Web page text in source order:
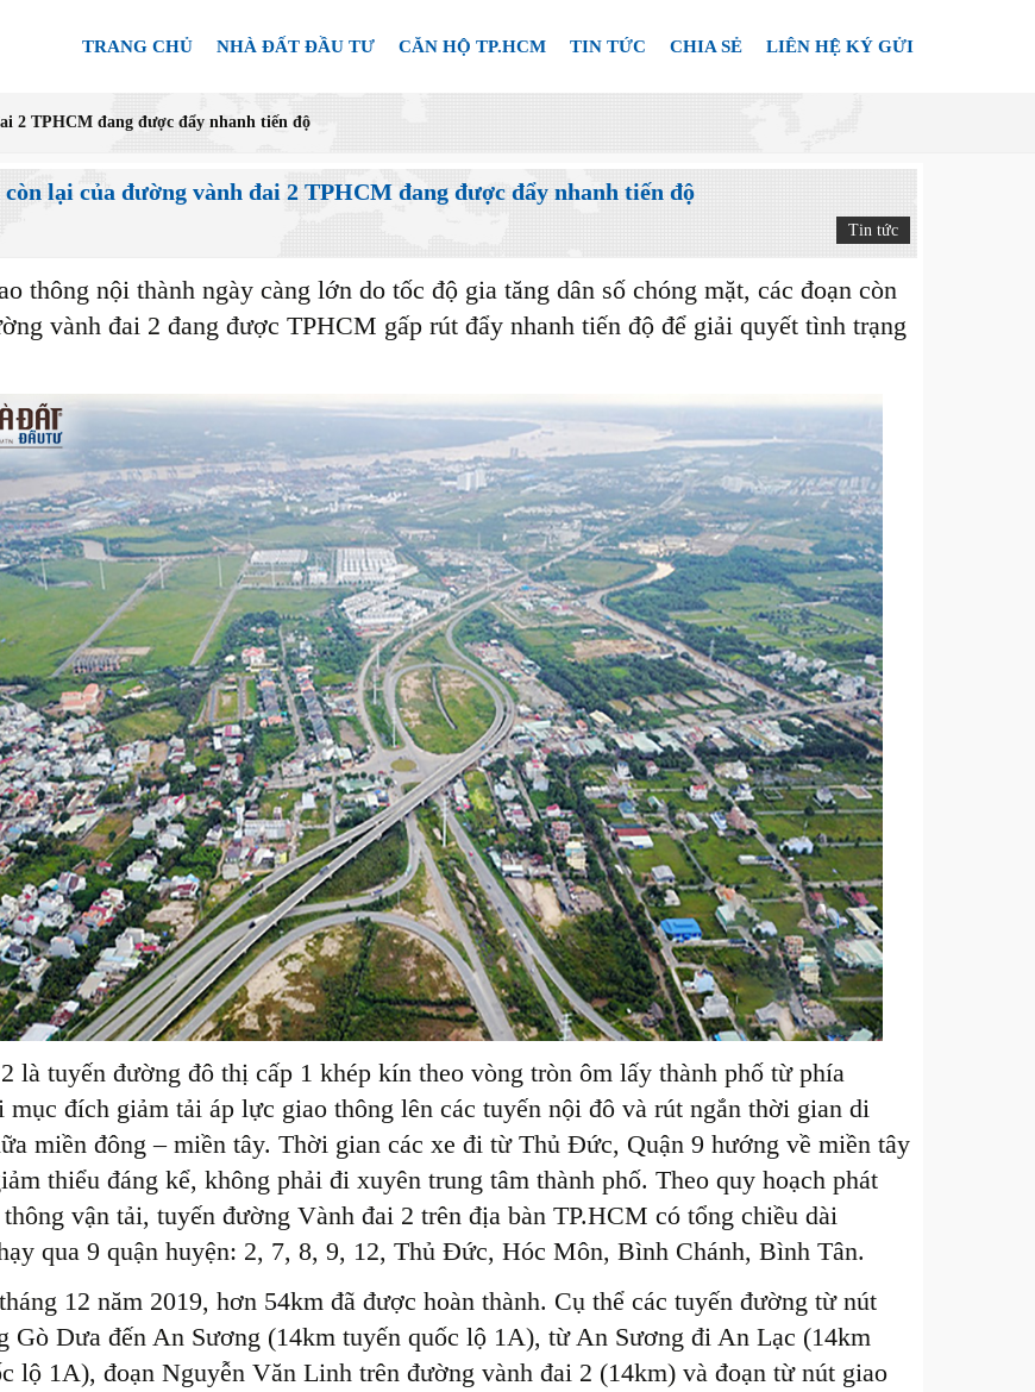
TRANG CHỦ NHÀ ĐẤT ĐẦU TƯ CĂN HỘ TP.HCM TIN TỨC CHIA SẺ LIÊN HỆ KÝ GỬI
2 TPHCM đang được đẩy nhanh tiến độ
còn lại của đường vành đai 2 TPHCM đang được đẩy nhanh tiến độ
Tin tức
thông nội thành ngày càng lớn do tốc độ gia tăng dân số chóng mặt, các đoạn còn
vành đai 2 đang được TPHCM gấp rút đẩy nhanh tiến độ để giải quyết tình trạng
là tuyến đường đô thị cấp 1 khép kín theo vòng tròn ôm lấy thành phố từ phía
mục đích giảm tải áp lực giao thông lên các tuyến nội đô và rút ngắn thời gian di
miền đông – miền tây. Thời gian các xe đi từ Thủ Đức, Quận 9 hướng về miền tây
thiểu đáng kể, không phải đi xuyên trung tâm thành phố. Theo quy hoạch phát
vận tải, tuyến đường Vành đai 2 trên địa bàn TP.HCM có tổng chiều dài
qua 9 quận huyện: 2, 7, 8, 9, 12, Thủ Đức, Hóc Môn, Bình Chánh, Bình Tân.
12 năm 2019, hơn 54km đã được hoàn thành. Cụ thể các tuyến đường từ nút
Gò Dưa đến An Sương (14km tuyến quốc lộ 1A), từ An Sương đi An Lạc (14km
lộ 1A), đoạn Nguyễn Văn Linh trên đường vành đai 2 (14km) và đoạn từ nút giao